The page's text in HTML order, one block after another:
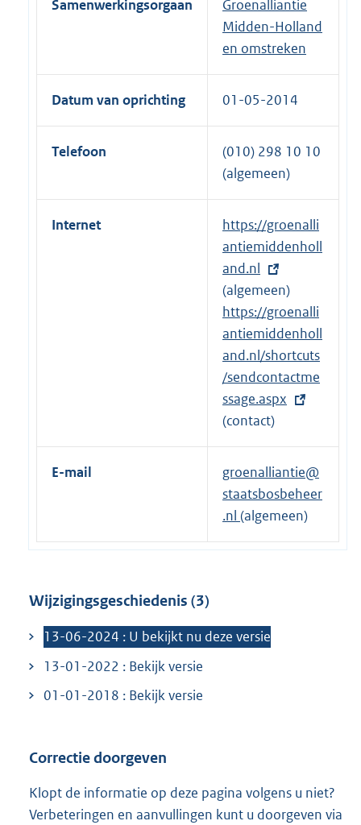
Samenwerkingsorgaan
Groenalliantie
Midden-Holland
en omstreken
Datum van oprichting 01-05-2014
Telefoon
(010) 298 10 10
(algemeen)
Internet
E
x
t
e
r
n
e
l
i
n
k
https://groenalli
antiemiddenholl
and.nl
(algemeen)
E
x
t
e
r
n
e
i
:
https://groenalli
antiemiddenholl
and.nl/shortcuts
/sendcontactme
ssage.aspx
(contact)
E-mail
groenalliantie@
staatsbosbeheer
.nl (algemeen)
Wijzigingsgeschiedenis (3)
13-06-2024 : U bekijkt nu deze versie
13-01-2022 : Bekijk versie
01-01-2018 : Bekijk versie
Correctie doorgeven
Klopt de informatie op deze pagina volgens u niet?
Verbeteringen en aanvullingen kunt u doorgeven via